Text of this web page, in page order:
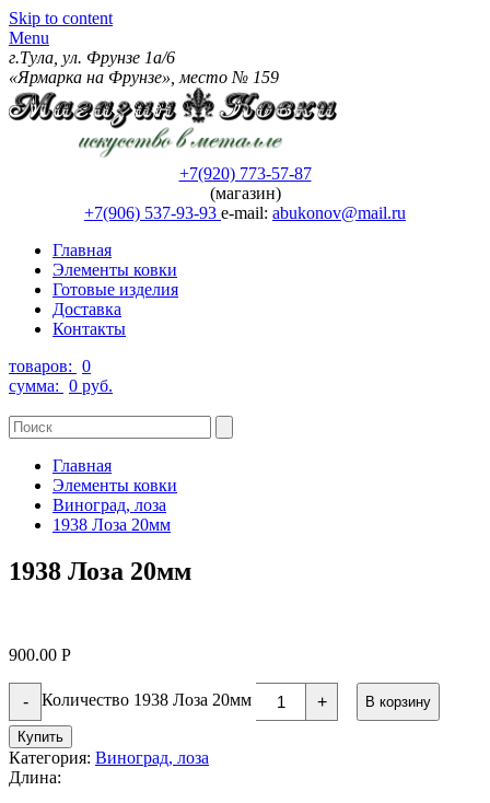
Skip to content
Menu
г.Тула, ул. Фрунзе 1а/6
«Ярмарка на Фрунзе», место № 159
+7(920) 773-57-87
(магазин)
+7(906) 537-93-93 e-mail: abukonov@mail.ru
Главная
Элементы ковки
Готовые изделия
Доставка
Контакты
товаров: 0
сумма: 0 руб.
Главная
Элементы ковки
Виноград, лоза
1938 Лоза 20мм
1938 Лоза 20мм
900.00 Р
- Количество 1938 Лоза 20мм + В корзину
Купить
Категория: Виноград, лоза
Длина: